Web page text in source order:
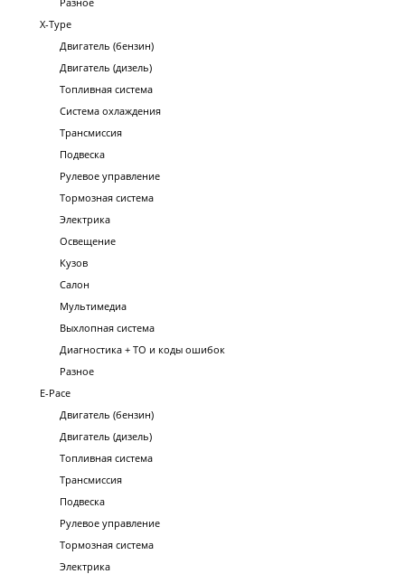
X-Type
Двигатель (бензин)
Двигатель (дизель)
Топливная система
Система охлаждения
Трансмиссия
Подвеска
Рулевое управление
Тормозная система
Электрика
Освещение
Кузов
Салон
Мультимедиа
Выхлопная система
Диагностика + ТО и коды ошибок
Разное
E-Pace
Двигатель (бензин)
Двигатель (дизель)
Топливная система
Трансмиссия
Подвеска
Рулевое управление
Тормозная система
Электрика